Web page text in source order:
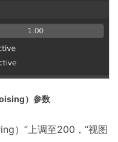
）参数
）”上调至200，“视图